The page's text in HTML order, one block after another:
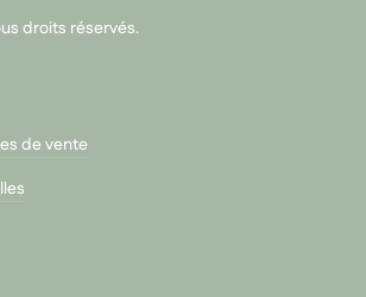
droits réservés.
de vente